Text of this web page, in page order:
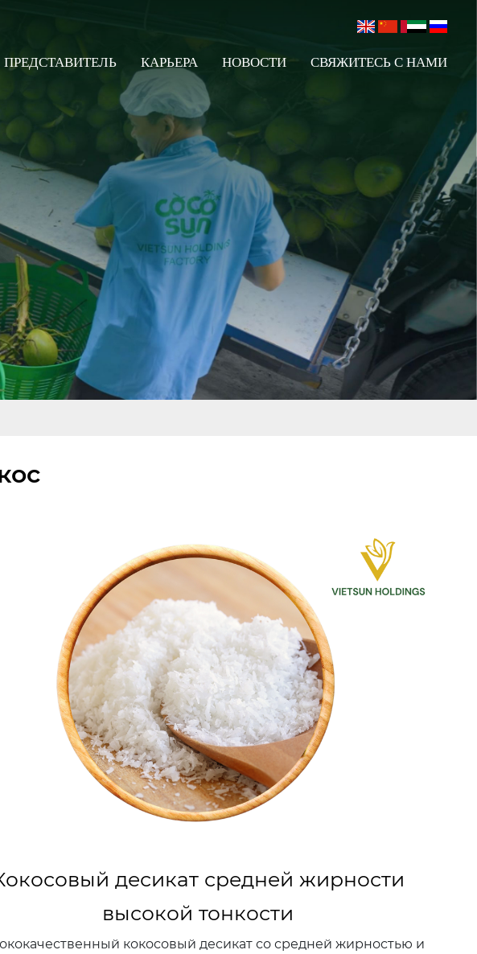
ПРЕДСТАВИТЕЛЬ КАРЬЕРА НОВОСТИ СВЯЖИТЕСЬ С НАМИ
десикат средней жирности
высокой тонкости
кокосовый десикат со средней жирностью и